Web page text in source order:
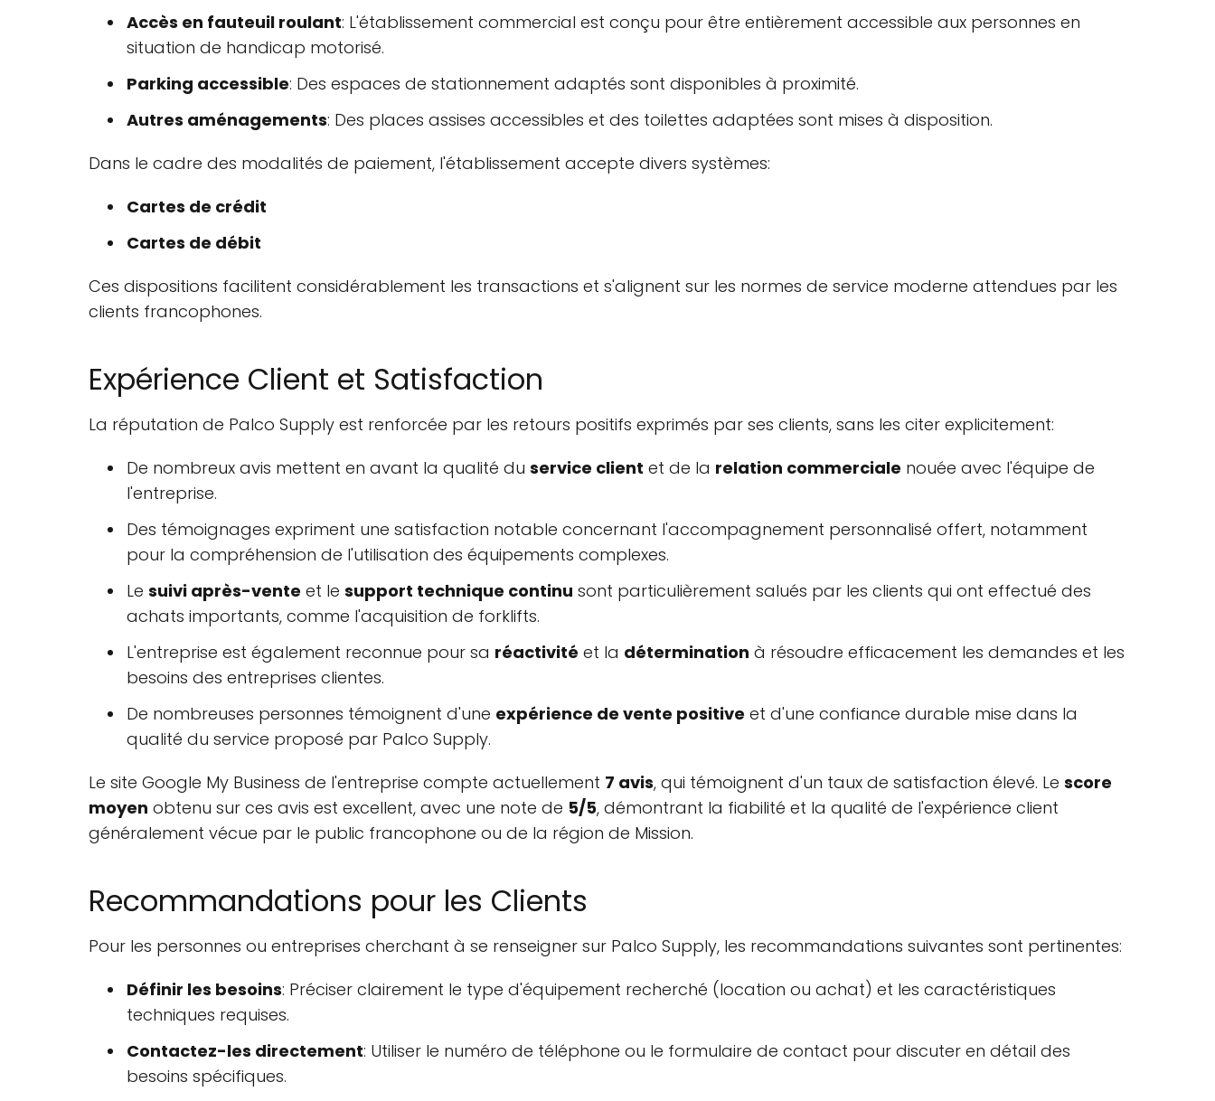
Accès en fauteuil roulant: L'établissement commercial est conçu pour être entièrement accessible aux personnes en
situation de handicap motorisé.
Parking accessible: Des espaces de stationnement adaptés sont disponibles à proximité.
Autres aménagements: Des places assises accessibles et des toilettes adaptées sont mises à disposition.
Dans le cadre des modalités de paiement, l'établissement accepte divers systèmes:
Cartes de crédit
Cartes de débit
Ces dispositions facilitent considérablement les transactions et s'alignent sur les normes de service moderne attendues par les
clients francophones.
Expérience Client et Satisfaction
La réputation de Palco Supply est renforcée par les retours positifs exprimés par ses clients, sans les citer explicitement:
De nombreux avis mettent en avant la qualité du service client et de la relation commerciale nouée avec l'équipe de
l'entreprise.
Des témoignages expriment une satisfaction notable concernant l'accompagnement personnalisé offert, notamment
pour la compréhension de l'utilisation des équipements complexes.
Le suivi après-vente et le support technique continu sont particulièrement salués par les clients qui ont effectué des
achats importants, comme l'acquisition de forklifts.
L'entreprise est également reconnue pour sa réactivité et la détermination à résoudre efficacement les demandes et les
besoins des entreprises clientes.
De nombreuses personnes témoignent d'une expérience de vente positive et d'une confiance durable mise dans la
qualité du service proposé par Palco Supply.
Le site Google My Business de l'entreprise compte actuellement 7 avis, qui témoignent d'un taux de satisfaction élevé. Le score
moyen obtenu sur ces avis est excellent, avec une note de 5/5, démontrant la fiabilité et la qualité de l'expérience client
généralement vécue par le public francophone ou de la région de Mission.
Recommandations pour les Clients
Pour les personnes ou entreprises cherchant à se renseigner sur Palco Supply, les recommandations suivantes sont pertinentes:
Définir les besoins: Préciser clairement le type d'équipement recherché (location ou achat) et les caractéristiques
techniques requises.
Contactez-les directement: Utiliser le numéro de téléphone ou le formulaire de contact pour discuter en détail des
besoins spécifiques.